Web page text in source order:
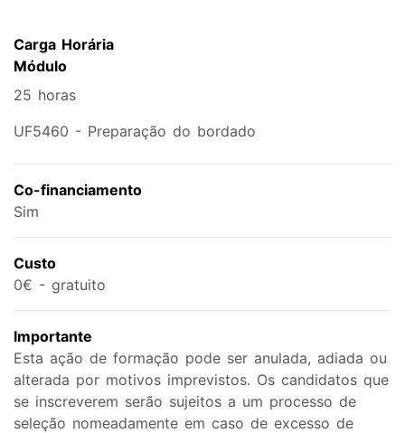
Carga Horária
Módulo
25 horas
UF5460 - Preparação do bordado
Co-financiamento
Sim
Custo
0€ - gratuito
Importante
Esta ação de formação pode ser anulada, adiada ou
alterada por motivos imprevistos. Os candidatos que
se inscreverem serão sujeitos a um processo de
seleção nomeadamente em caso de excesso de